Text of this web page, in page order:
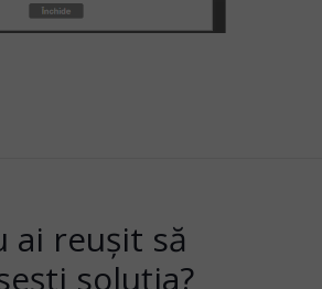
ai reușit să
soluția?